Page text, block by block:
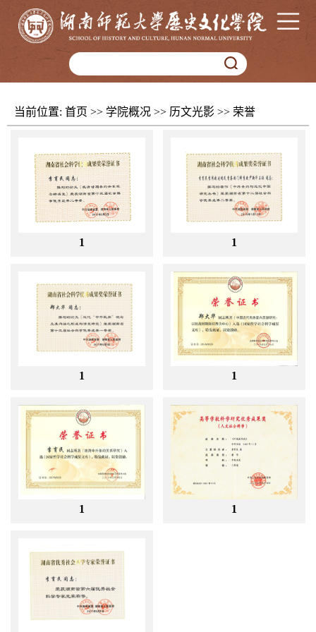
当前位置: 首页 >> 学院概况 >> 历文光影 >> 荣誉
1 1
1 1
1 1